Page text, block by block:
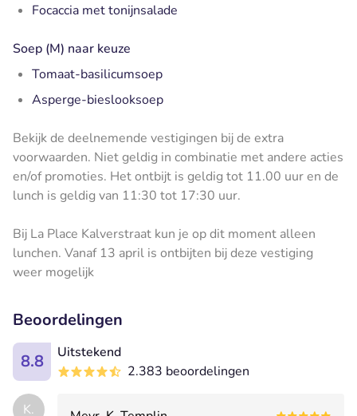
Focaccia met tonijnsalade
Soep (M) naar keuze
Tomaat-basilicumsoep
Asperge-bieslooksoep
Bekijk de deelnemende vestigingen bij de extra
voorwaarden. Niet geldig in combinatie met andere acties
en/of promoties. Het ontbijt is geldig tot 11.00 uur en de
lunch is geldig van 11:30 tot 17:30 uur.
Bij La Place Kalverstraat kun je op dit moment alleen
lunchen. Vanaf 13 april is ontbijten bij deze vestiging
weer mogelijk
Beoordelingen
8.8
Uitstekend
2.383 beoordelingen
K.